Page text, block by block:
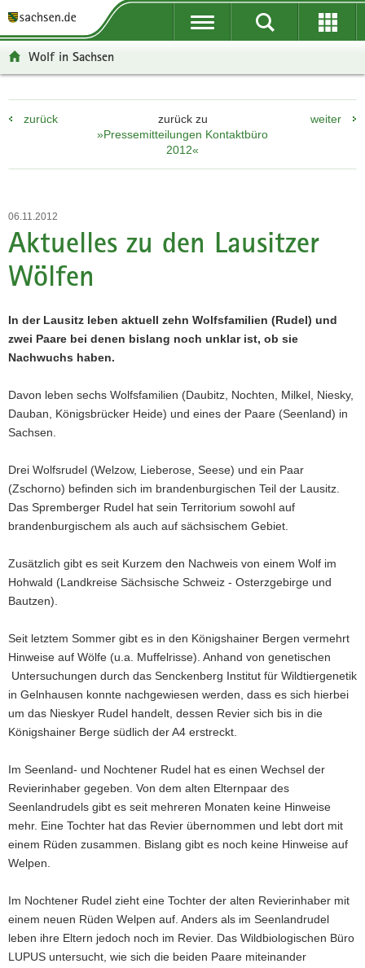
t
l
r
e
f
e
d
e
N
v
i
g
t
i
o
n
t
l
a
t
o
n
p
i
t
r
r
m
a
t
i
n
t
r
i
c
h
Wolf in Sachsen
zurück
zurück zu
»Pressemitteilungen Kontaktbüro
2012«
weiter
06.11.2012
Aktuelles zu den Lausitzer
Wölfen
In der Lausitz leben aktuell zehn Wolfsfamilien (Rudel) und
zwei Paare bei denen bislang noch unklar ist, ob sie
Nachwuchs haben.
Davon leben sechs Wolfsfamilien (Daubitz, Nochten, Milkel, Niesky,
Dauban, Königsbrücker Heide) und eines der Paare (Seenland) in
Sachsen.
Drei Wolfsrudel (Welzow, Lieberose, Seese) und ein Paar
(Zschorno) befinden sich im brandenburgischen Teil der Lausitz.
Das Spremberger Rudel hat sein Territorium sowohl auf
brandenburgischem als auch auf sächsischem Gebiet.
Zusätzlich gibt es seit Kurzem den Nachweis von einem Wolf im
Hohwald (Landkreise Sächsische Schweiz - Osterzgebirge und
Bautzen).
Seit letztem Sommer gibt es in den Königshainer Bergen vermehrt
Hinweise auf Wölfe (u.a. Muffelrisse). Anhand von genetischen
Untersuchungen durch das Senckenberg Institut für Wildtiergenetik
in Gelnhausen konnte nachgewiesen werden, dass es sich hierbei
um das Nieskyer Rudel handelt, dessen Revier sich bis in die
Königshainer Berge südlich der A4 erstreckt.
Im Seenland- und Nochtener Rudel hat es einen Wechsel der
Revierinhaber gegeben. Von dem alten Elternpaar des
Seenlandrudels gibt es seit mehreren Monaten keine Hinweise
mehr. Eine Tochter hat das Revier übernommen und lebt dort mit
einem Rüden zusammen. Bislang gibt es noch keine Hinweise auf
Welpen.
Im Nochtener Rudel zieht eine Tochter der alten Revierinhaber mit
einem neuen Rüden Welpen auf. Anders als im Seenlandrudel
leben ihre Eltern jedoch noch im Revier. Das Wildbiologischen Büro
LUPUS untersucht, wie sich die beiden Paare miteinander